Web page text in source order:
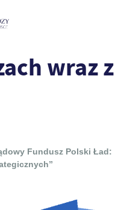
wraz
Fundusz Polski Ład: